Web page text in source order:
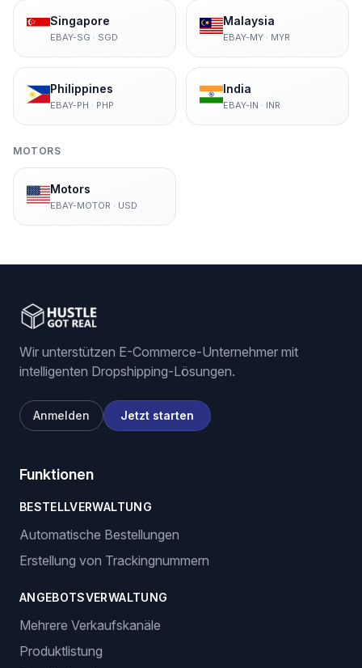
Singapore
EBAY-SG · SGD
Malaysia
EBAY-MY· MYR
Philippines
EBAY-PH · PHP
India
EBAY-IN · INR
MOTORS
Motors
EBAY-MOTOR · USD
Wir unterstützen E-Commerce-Unternehmer mit
intelligenten Dropshipping-Lösungen.
Anmelden Jetzt starten
Funktionen
BESTELLVERWALTUNG
Automatische Bestellungen
Erstellung von Trackingnummern
ANGEBOTSVERWALTUNG
Mehrere Verkaufskanäle
Produktlistung